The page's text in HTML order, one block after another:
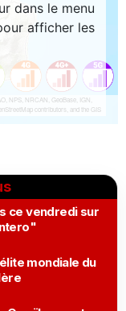
ce vendredi sur
mondiale du